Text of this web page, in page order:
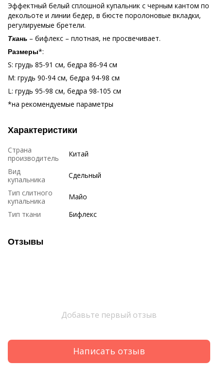
Эффектный белый сплошной купальник с черным кантом по
декольоте и линии бедер, в бюсте поролоновые вкладки,
регулируемые бретели.
Ткань – бифлекс – плотная, не просвечивает.
Размеры*:
S: грудь 85-91 см, бедра 86-94 см
М: грудь 90-94 см, бедра 94-98 см
L: грудь 95-98 см, бедра 98-105 см
*на рекомендуемые параметры
Характеристики
Страна
производитель
Китай
Вид
купальника
Сдельный
Тип слитного
купальника
Майо
Тип ткани
Бифлекс
Отзывы
Добавьте первый отзыв
Написать отзыв